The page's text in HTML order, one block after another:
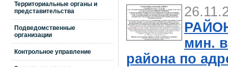
Территориальные органы и
представительства
Подведомственные
организации
Контрольное управление
мин.
района по